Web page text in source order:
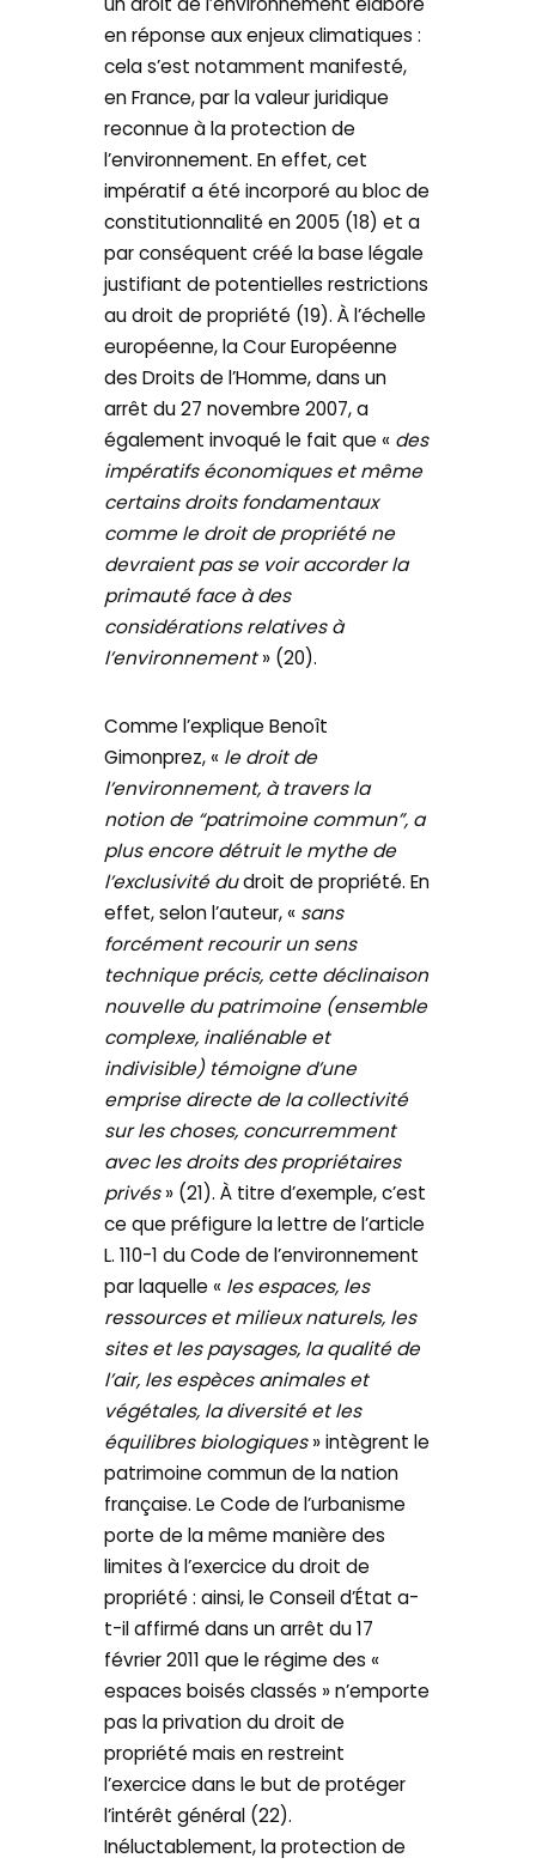
en réponse aux enjeux climatiques :
cela s’est notamment manifesté,
en France, par la valeur juridique
reconnue à la protection de
l’environnement. En effet, cet
impératif a été incorporé au bloc de
constitutionnalité en 2005 (18) et a
par conséquent créé la base légale
justifiant de potentielles restrictions
au droit de propriété (19). À l’échelle
européenne, la Cour Européenne
des Droits de l’Homme, dans un
arrêt du 27 novembre 2007, a
également invoqué le fait que « des
impératifs économiques et même
certains droits fondamentaux
comme le droit de propriété ne
devraient pas se voir accorder la
primauté face à des
considérations relatives à
l’environnement» (20).
Comme l’explique Benoît
Gimonprez, « le droit de
l’environnement, à travers la
notion de “patrimoine commun”, a
plus encore détruit le mythe de
l’exclusivité dudroit de propriété. En
effet, selon l’auteur, « sans
forcément recourir un sens
technique précis, cette déclinaison
nouvelle du patrimoine (ensemble
complexe, inaliénable et
indivisible) témoigne d’une
emprise directe de la collectivité
sur les choses, concurremment
avec les droits des propriétaires
privés» (21). À titre d’exemple, c’est
ce que préfigure la lettre de l’article
L. 110-1 du Code de l’environnement
par laquelle « les espaces, les
ressources et milieux naturels, les
sites et les paysages, la qualité de
l’air, les espèces animales et
végétales, la diversité et les
équilibres biologiques» intègrent le
patrimoine commun de la nation
française. Le Code de l’urbanisme
porte de la même manière des
limites à l’exercice du droit de
propriété : ainsi, le Conseil d’État a-
t-il affirmé dans un arrêt du 17
février 2011 que le régime des «
espaces boisés classés » n’emporte
pas la privation du droit de
propriété mais en restreint
l’exercice dans le but de protéger
l’intérêt général (22).
Inéluctablement, la protection de